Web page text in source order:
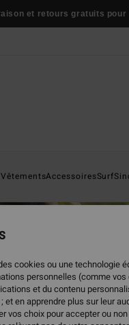
et retours gratuits pour
VêtementsAccessoiresSurf
cookies ou une technologie
personnelles (comme
et du contenu
en apprendre plus sur leur
vos choix pour accepter ou